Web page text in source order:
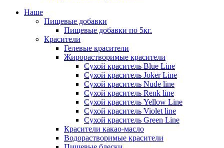
Наше
Пищевые добавки
Пищевые добавки по 5кг.
Красители
Гелевые красители
Жирорастворимые красители
Сухой краситель Blue Line
Сухой краситель Joker Line
Сухой краситель Nude line
Сухой краситель Renk line
Сухой краситель Yellow Line
Сухой краситель Violet line
Сухой краситель Green Line
Красители какао-масло
Водорастворимые красители